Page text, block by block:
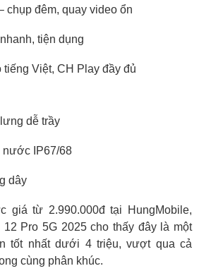
chụp đêm, quay video ổn
tiện dụng
tiếng Việt, CH Play đầy đủ
dễ trầy
nước IP67/68
dây
giá từ 2.990.000đ tại HungMobile,
Pro 5G 2025 cho thấy đây là một
tốt nhất dưới 4 triệu, vượt qua cả
cùng phân khúc.